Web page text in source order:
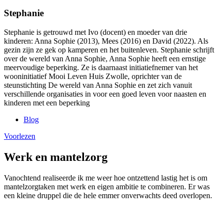
Stephanie
Stephanie is getrouwd met Ivo (docent) en moeder van drie
kinderen: Anna Sophie (2013), Mees (2016) en David (2022). Als
gezin zijn ze gek op kamperen en het buitenleven. Stephanie schrijft
over de wereld van Anna Sophie, Anna Sophie heeft een ernstige
meervoudige beperking. Ze is daarnaast initiatiefnemer van het
wooninitiatief Mooi Leven Huis Zwolle, oprichter van de
steunstichting De wereld van Anna Sophie en zet zich vanuit
verschillende organisaties in voor een goed leven voor naasten en
kinderen met een beperking
Blog
Voorlezen
Werk en mantelzorg
Vanochtend realiseerde ik me weer hoe ontzettend lastig het is om
mantelzorgtaken met werk en eigen ambitie te combineren. Er was
een kleine druppel die de hele emmer onverwachts deed overlopen.